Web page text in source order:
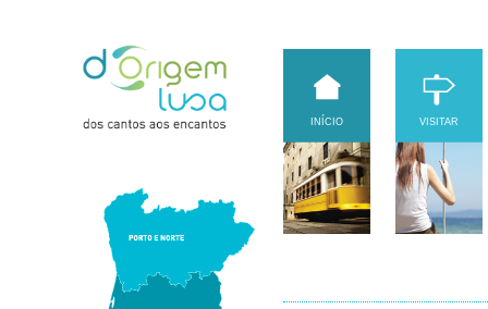
INÍCIO VISITAR